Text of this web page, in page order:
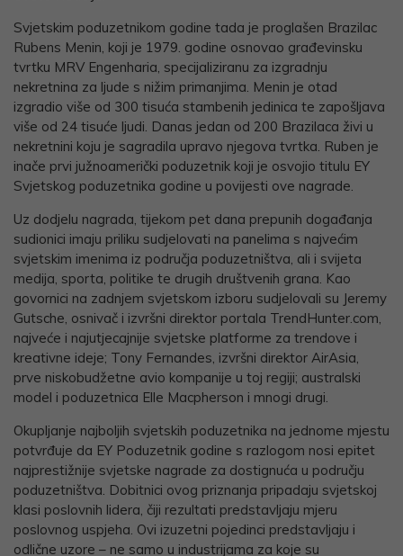
Svjetskim poduzetnikom godine tada je proglašen Brazilac
Rubens Menin, koji je 1979. godine osnovao građevinsku
tvrtku MRV Engenharia, specijaliziranu za izgradnju
nekretnina za ljude s nižim primanjima. Menin je otad
izgradio više od 300 tisuća stambenih jedinica te zapošljava
više od 24 tisuće ljudi. Danas jedan od 200 Brazilaca živi u
nekretnini koju je sagradila upravo njegova tvrtka. Ruben je
inače prvi južnoamerički poduzetnik koji je osvojio titulu EY
Svjetskog poduzetnika godine u povijesti ove nagrade.
Uz dodjelu nagrada, tijekom pet dana prepunih događanja
sudionici imaju priliku sudjelovati na panelima s najvećim
svjetskim imenima iz područja poduzetništva, ali i svijeta
medija, sporta, politike te drugih društvenih grana. Kao
govornici na zadnjem svjetskom izboru sudjelovali su Jeremy
Gutsche, osnivač i izvršni direktor portala TrendHunter.com,
najveće i najutjecajnije svjetske platforme za trendove i
kreativne ideje; Tony Fernandes, izvršni direktor AirAsia,
prve niskobudžetne avio kompanije u toj regiji; australski
model i poduzetnica Elle Macpherson i mnogi drugi.
Okupljanje najboljih svjetskih poduzetnika na jednome mjestu
potvrđuje da EY Poduzetnik godine s razlogom nosi epitet
najprestižnije svjetske nagrade za dostignuća u području
poduzetništva. Dobitnici ovog priznanja pripadaju svjetskoj
klasi poslovnih lidera, čiji rezultati predstavljaju mjeru
poslovnog uspjeha. Ovi izuzetni pojedinci predstavljaju i
odlične uzore – ne samo u industrijama za koje su